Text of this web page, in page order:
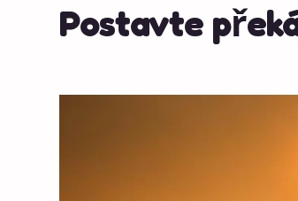
Postavte